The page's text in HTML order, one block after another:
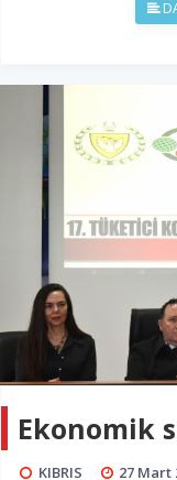
Ekonomik
KIBRIS 27 Mart